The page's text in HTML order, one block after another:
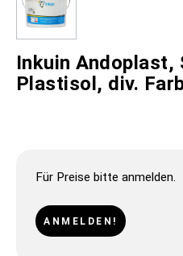
Inkuin Andoplast,
Plastisol, div.
Für Preise bitte anmelden.
ANMELDEN!